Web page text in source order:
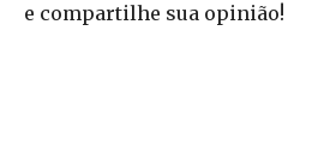
e compartilhe sua opinião!